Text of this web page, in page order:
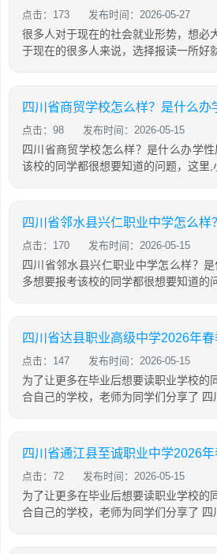
点击：173 发布时间：2026-05-27
很多人对于现在的社会就业形势，想必
于现在的很多人来说，选择报读一所好
四川省商贸学校怎么样？是什么办
点击：98 发布时间：2026-05-15
四川省商贸学校怎么样？是什么办学
该校的同学都很想要知道的问题，这里,
点击：170 发布时间：2026-05-15
四川省邻水县兴仁职业中学怎么样？
多想要报考该校的同学都很想要知道的
四川省达县职业高级中学2026年
点击：147 发布时间：2026-05-15
为了让更多在毕业后想要读职业学校的
合自己的学校，老师为同学们分享了 四
四川省通江县至诚职业中学2026
点击：72 发布时间：2026-05-15
为了让更多在毕业后想要读职业学校的
合自己的学校，老师为同学们分享了 四